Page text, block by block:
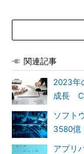
関連記事
2023年
成長
ソフト
3580億
アプリ